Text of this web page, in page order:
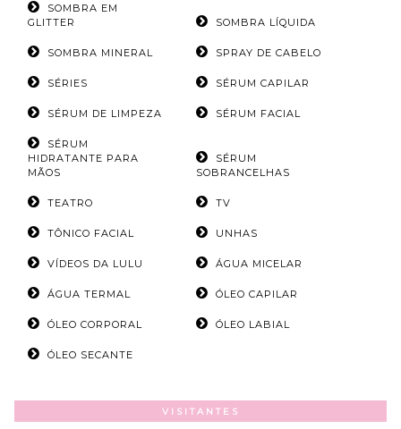
SOMBRA EM
GLITTER
SOMBRA LÍQUIDA
SOMBRA MINERAL SPRAY DE CABELO
SÉRIES SÉRUM CAPILAR
SÉRUM DE LIMPEZA SÉRUM FACIAL
SÉRUM
HIDRATANTE PARA
MÃOS
SÉRUM
SOBRANCELHAS
TEATRO TV
TÔNICO FACIAL UNHAS
VÍDEOS DA LULU ÁGUA MICELAR
ÁGUA TERMAL ÓLEO CAPILAR
ÓLEO CORPORAL ÓLEO LABIAL
ÓLEO SECANTE
VISITANTES